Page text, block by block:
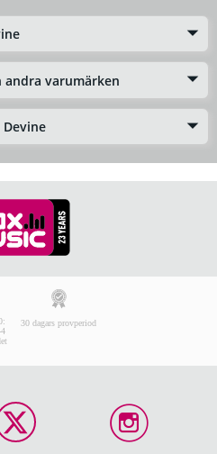
varumärken
30 dagars provperiod